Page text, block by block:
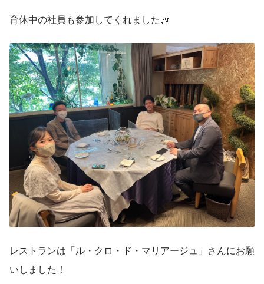
育休中の社員も参加してくれました🎶
レストランは「ル・クロ・ド・マリアージュ」さんにお願
いしました！